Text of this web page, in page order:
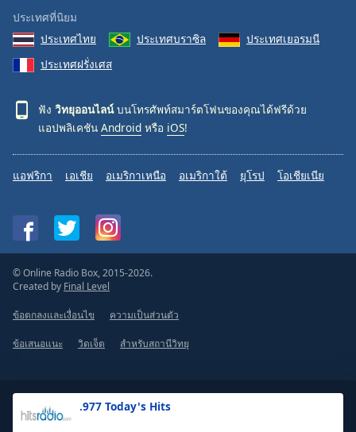
.977 Today's Hits
ประเทศที่นิยม
ประเทศไทย
ประเทศบราซิล
ประเทศเยอรมนี
ประเทศฝรั่งเศส
ฟัง วิทยุออนไลน์บนโทรศัพท์สมาร์ตโฟนของคุณได้ฟรีด้วย
แอปพลิเคชัน Android หรือ iOS!
แอฟริกา เอเชีย อเมริกาเหนือ อเมริกาใต้ ยุโรป โอเชียเนีย
© Online Radio Box, 2015-2026.
Created by Final Level
ข้อตกลงและเงื่อนไข ความเป็นส่วนตัว
ข้อเสนอแนะ วิดเจ็ต สำหรับสถานีวิทยุ